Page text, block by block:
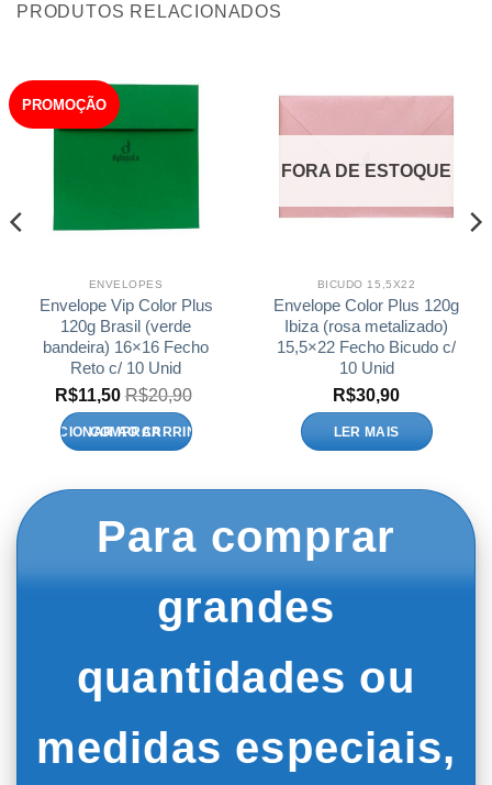
PRODUTOS RELACIONADOS
PROMOÇÃO
ENVELOPES
Envelope Vip Color Plus
120g Brasil (verde
bandeira) 16×16 Fecho
Reto c/ 10 Unid
R$11,50 R$20,90
ADICIONAR AO CARRINHO
FORA DE ESTOQUE
BICUDO 15,5X22
Envelope Color Plus 120g
Ibiza (rosa metalizado)
15,5×22 Fecho Bicudo c/
10 Unid
R$30,90
LER MAIS
Para comprar
grandes
quantidades ou
medidas especiais,